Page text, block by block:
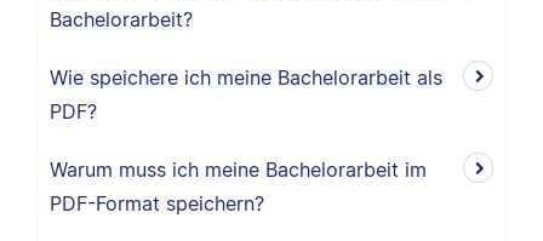
Bachelorarbeit?
Wie speichere ich meine Bachelorarbeit als
PDF?
Warum muss ich meine Bachelorarbeit im
PDF-Format speichern?